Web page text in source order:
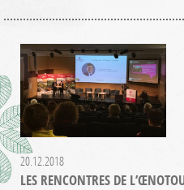
20.12.2018
LES RENCONTRES DE